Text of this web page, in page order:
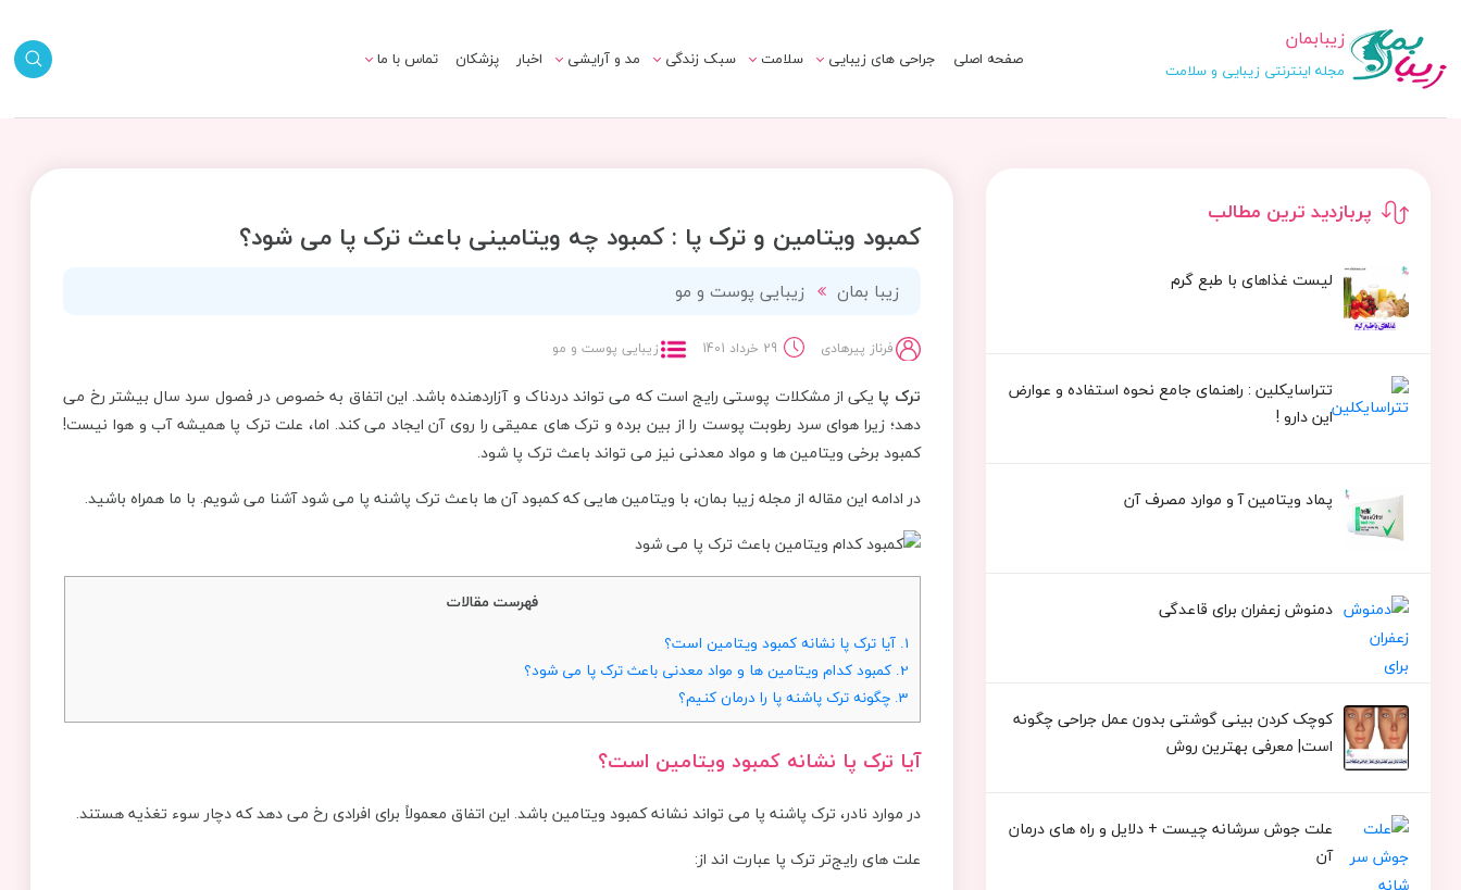
زیبابمان
مجله اینترنتی زیبایی و سلامت صفحه اصلی جراحی های زیبایی سلامت سبک زندگی مد و آرایشی اخبار پزشکان تماس با ما
پربازدید ترین مطالب
لیست غذاهای با طبع گرم
تتراسایکلین : راهنمای جامع نحوه استفاده و عوارض
این دارو !
پماد ویتامین آ و موارد مصرف آن
دمنوش زعفران برای قاعدگی
کوچک کردن بینی گوشتی بدون عمل جراحی چگونه
است| معرفی بهترین روش
علت جوش سرشانه چیست + دلایل و راه های درمان
آن
کمبود ویتامین و ترک پا : کمبود چه ویتامینی باعث ترک پا می شود؟
زیبا بمان زیبایی پوست و مو
فرناز پیرهادی 29 خرداد 1401 زیبایی پوست و مو
ترک پا یکی از مشکلات پوستی رایج است که می تواند دردناک و آزاردهنده باشد. این اتفاق به خصوص در فصول سرد سال بیشتر رخ می
دهد؛ زیرا هوای سرد رطوبت پوست را از بین برده و ترک های عمیقی را روی آن ایجاد می کند. اما، علت ترک پا همیشه آب و هوا نیست!
کمبود برخی ویتامین ها و مواد معدنی نیز می تواند باعث ترک پا شود.
در ادامه این مقاله از مجله زیبا بمان، با ویتامین هایی که کمبود آن ها باعث ترک پاشنه پا می شود آشنا می شویم. با ما همراه باشید.
فهرست مقالات
1. آیا ترک پا نشانه کمبود ویتامین است؟
2. کمبود کدام ویتامین ها و مواد معدنی باعث ترک پا می شود؟
3. چگونه ترک پاشنه‌ پا را درمان کنیم؟
آیا ترک پا نشانه کمبود ویتامین است؟
در موارد نادر، ترک پاشنه پا می تواند نشانه کمبود ویتامین باشد. این اتفاق معمولاً برای افرادی رخ می دهد که دچار سوء تغذیه هستند.
علت های رایج‌تر ترک پا عبارت اند از: